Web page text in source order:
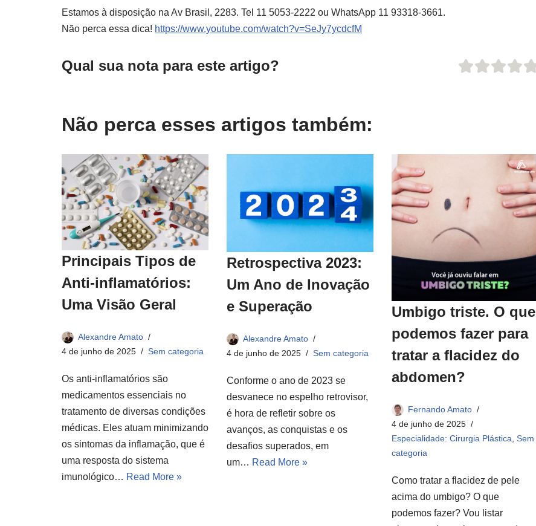
Estamos à disposição na Av Brasil, 2283. Tel 11 5053-2222 ou WhatsApp 11 93318-3661.
Não perca essa dica! https://www.youtube.com/watch?v=SeJy7ycdcfM
Qual sua nota para este artigo?
Não perca esses artigos também:
Principais Tipos de
Anti-inflamatórios:
Uma Visão Geral
Alexandre Amato
4 de junho de 2025
Sem categoria
Os anti-inflamatórios são
medicamentos essenciais no
tratamento de diversas condições
médicas. Eles atuam minimizando
os sintomas da inflamação, que é
uma resposta do sistema
imunológico… Read More »
Retrospectiva 2023:
Um Ano de Inovação
e Superação
Alexandre Amato
4 de junho de 2025
Sem categoria
Conforme o ano de 2023 se
desvanece no espelho retrovisor,
é hora de refletir sobre os
avanços, as conquistas e os
desafios superados, em
um… Read More »
Umbigo triste. O que
podemos fazer para
tratar a flacidez do
abdomen?​
Fernando Amato
4 de junho de 2025
Especialidade: Cirurgia Plástica Sem
categoria
Como tratar a flacidez de pele
acima do umbigo? O que
podemos fazer? Vou listar